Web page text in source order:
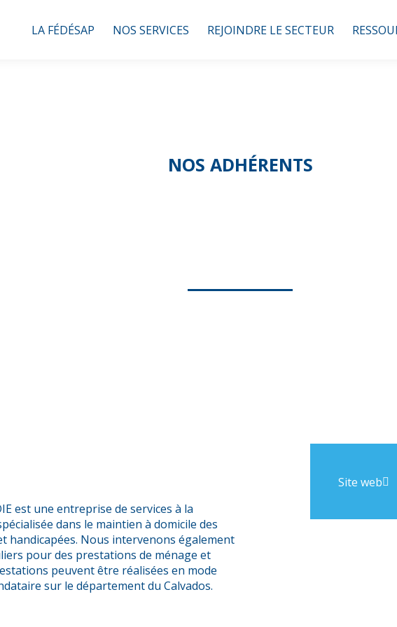
LA FÉDÉSAP NOS SERVICES REJOINDRE LE SECTEUR
NOS ADHÉRENTS
est une entreprise de services à la
dans le maintien à domicile des
handicapées. Nous intervenons également
pour des prestations de ménage et
peuvent être réalisées en mode
sur le département du Calvados.
Site web